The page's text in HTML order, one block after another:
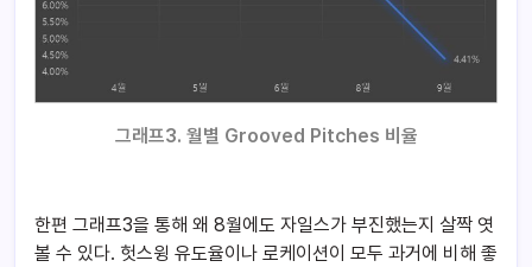
그래프3. 월별 Grooved Pitches 비율
한편 그래프3을 통해 왜 8월에도 자일스가 부진했는지 살짝 엿
볼 수 있다. 헛스윙 유도율이나 로케이션이 모두 과거에 비해 좋